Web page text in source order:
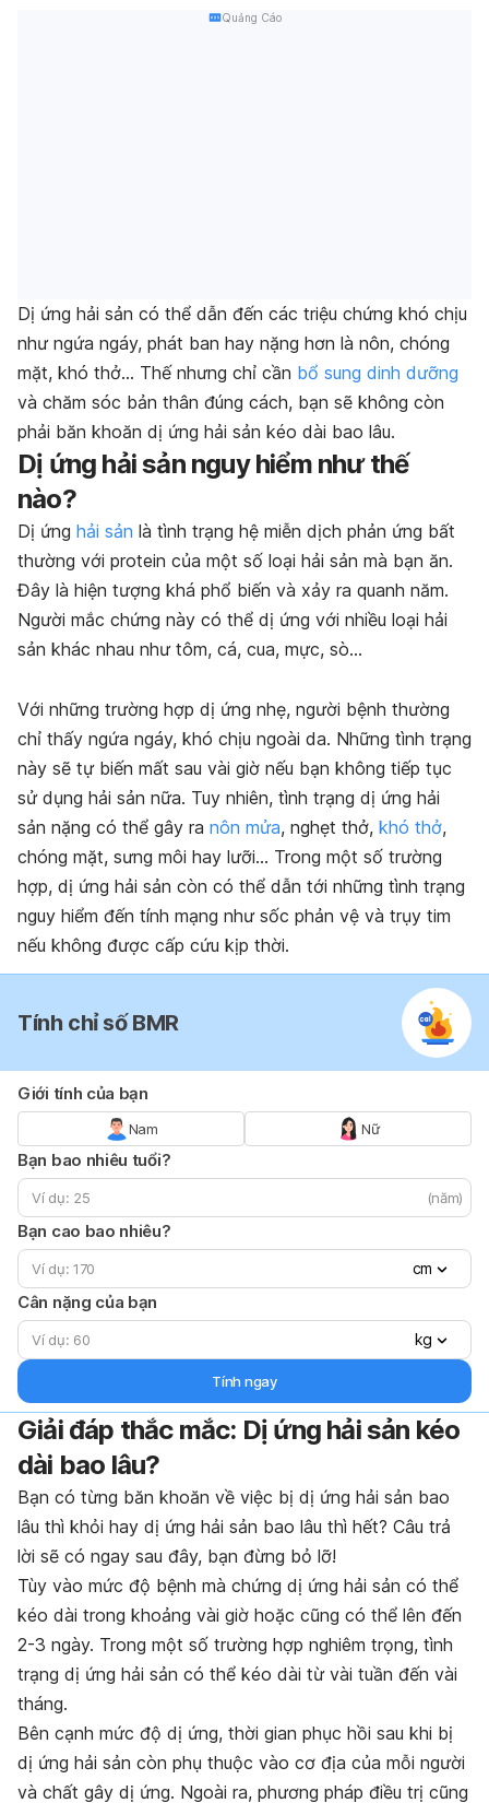
Quảng Cáo
Dị ứng hải sản có thể dẫn đến các triệu chứng khó chịu
như ngứa ngáy, phát ban hay nặng hơn là nôn, chóng
mặt, khó thở… Thế nhưng chỉ cần bổ sung dinh dưỡng
và chăm sóc bản thân đúng cách, bạn sẽ không còn
phải băn khoăn dị ứng hải sản kéo dài bao lâu.
Dị ứng hải sản nguy hiểm như thế
nào?
Dị ứng hải sản là tình trạng hệ miễn dịch phản ứng bất
thường với protein của một số loại hải sản mà bạn ăn.
Đây là hiện tượng khá phổ biến và xảy ra quanh năm.
Người mắc chứng này có thể dị ứng với nhiều loại hải
sản khác nhau như tôm, cá, cua, mực, sò…
Với những trường hợp dị ứng nhẹ, người bệnh thường
chỉ thấy ngứa ngáy, khó chịu ngoài da. Những tình trạng
này sẽ tự biến mất sau vài giờ nếu bạn không tiếp tục
sử dụng hải sản nữa. Tuy nhiên, tình trạng dị ứng hải
sản nặng có thể gây ra nôn mửa, nghẹt thở, khó thở,
chóng mặt, sưng môi hay lưỡi… Trong một số trường
hợp, dị ứng hải sản còn có thể dẫn tới những tình trạng
nguy hiểm đến tính mạng như sốc phản vệ và trụy tim
nếu không được cấp cứu kịp thời.
Tính chỉ số BMR
Giới tính của bạn
Nam Nữ
Bạn bao nhiêu tuổi?
(năm)
Bạn cao bao nhiêu?
cm
Cân nặng của bạn
kg
Tính ngay
Giải đáp thắc mắc: Dị ứng hải sản kéo
dài bao lâu?
Bạn có từng băn khoăn về việc bị dị ứng hải sản bao
lâu thì khỏi hay dị ứng hải sản bao lâu thì hết? Câu trả
lời sẽ có ngay sau đây, bạn đừng bỏ lỡ!
Tùy vào mức độ bệnh mà chứng dị ứng hải sản có thể
kéo dài trong khoảng vài giờ hoặc cũng có thể lên đến
2-3 ngày. Trong một số trường hợp nghiêm trọng, tình
trạng dị ứng hải sản có thể kéo dài từ vài tuần đến vài
tháng.
Bên cạnh mức độ dị ứng, thời gian phục hồi sau khi bị
dị ứng hải sản còn phụ thuộc vào cơ địa của mỗi người
và chất gây dị ứng. Ngoài ra, phương pháp điều trị cũng